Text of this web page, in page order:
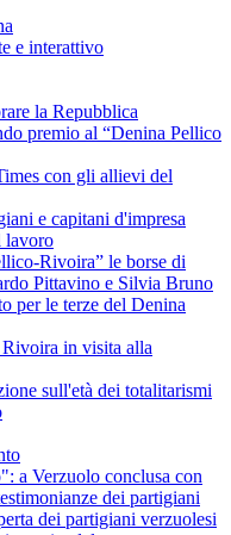
e interattivo
la Repubblica
premio al “Denina Pellico
con gli allievi del
e capitani d'impresa
lavoro
Rivoira” le borse di
Pittavino e Silvia Bruno
per le terze del Denina
in visita alla
sull'età dei totalitarismi
a Verzuolo conclusa con
dei partigiani
dei partigiani verzuolesi